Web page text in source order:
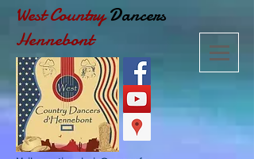
West Country Dancers
Hennebont